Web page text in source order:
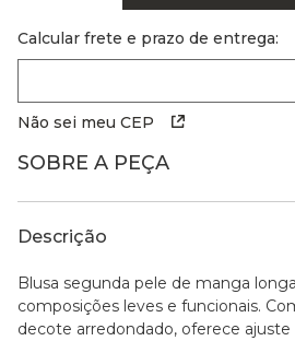
Calcular frete e prazo de entrega:
Não sei meu CEP
SOBRE A PEÇA
Descrição
Blusa segunda pele de manga
composições leves e funcionais.
decote arredondado, oferece